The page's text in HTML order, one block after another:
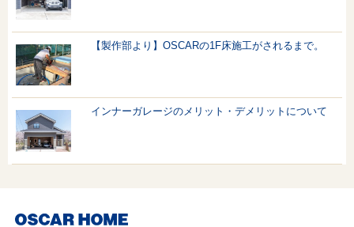
【製作部より】OSCARの1F床施工がされるまで。
インナーガレージのメリット・デメリットについて